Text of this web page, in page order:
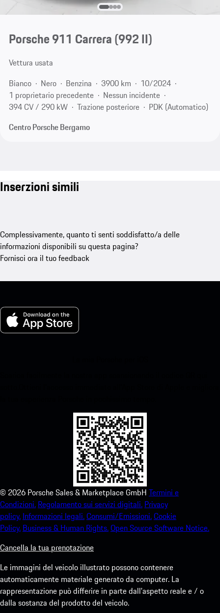
Porsche 911 Carrera(992 II)
Vettura usata
Bianco
Nero Benzina 3900 km
10/2024
1 proprietario precedente
Nessun incidente
394 CV / 290 kW
Trazione posteriore
PDK (Automatico)
Centro Porsche Bergamo
Inserzioni simili
Complessivamente, quanto ti senti soddisfatto/a delle
informazioni disponibili su questa pagina?
Fornisci ora il tuo feedback
© 2026 Porsche Sales & Marketplace GmbH Termini e
Condizioni. Regolamento sui servizi digitali. Privacy
policy. Informazioni legali.Consumi/Emissioni.Cookie
Policy. Business & Human Rights.Open Source Software Notice.
Cancella la tua prenotazione
Le immagini del veicolo illustrato possono contenere
automaticamente materiale generato da computer. La
rappresentazione può differire in parte dall'aspetto reale e / o
dalla sostanza del prodotto del veicolo.